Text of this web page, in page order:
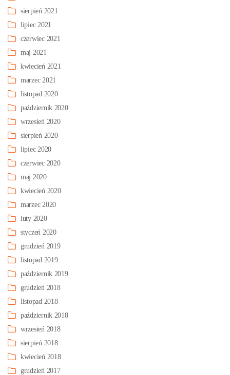
sierpień 2021
lipiec 2021
czerwiec 2021
maj 2021
kwiecień 2021
marzec 2021
listopad 2020
październik 2020
wrzesień 2020
sierpień 2020
lipiec 2020
czerwiec 2020
maj 2020
kwiecień 2020
marzec 2020
luty 2020
styczeń 2020
grudzień 2019
listopad 2019
październik 2019
grudzień 2018
listopad 2018
październik 2018
wrzesień 2018
sierpień 2018
kwiecień 2018
grudzień 2017